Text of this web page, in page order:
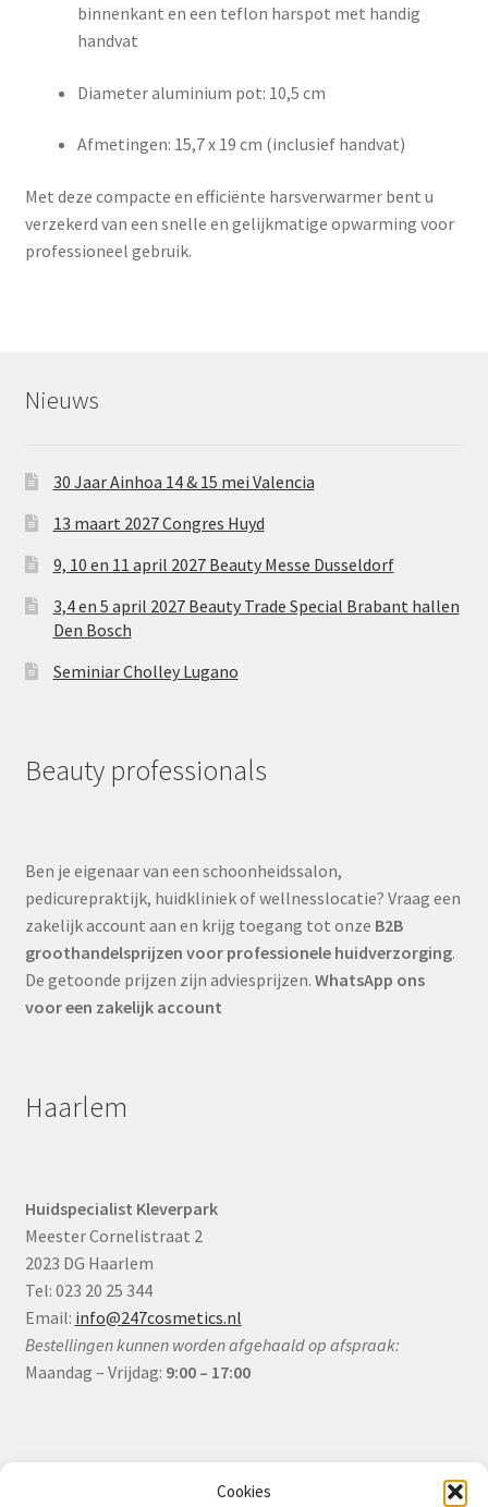
Cookies
binnenkant en een teflon harspot met handig
handvat
Diameter aluminium pot: 10,5 cm
Afmetingen: 15,7 x 19 cm (inclusief handvat)
Met deze compacte en efficiënte harsverwarmer bent u
verzekerd van een snelle en gelijkmatige opwarming voor
professioneel gebruik.
Nieuws
30 Jaar Ainhoa 14 & 15 mei Valencia
13 maart 2027 Congres Huyd
9, 10 en 11 april 2027 Beauty Messe Dusseldorf
3,4 en 5 april 2027 Beauty Trade Special Brabant hallen
Den Bosch
Seminiar Cholley Lugano
Beauty professionals
Ben je eigenaar van een schoonheidssalon,
pedicurepraktijk, huidkliniek of wellnesslocatie? Vraag een
zakelijk account aan en krijg toegang tot onze B2B
groothandelsprijzen voor professionele huidverzorging.
De getoonde prijzen zijn adviesprijzen. WhatsApp ons
voor een zakelijk account
Haarlem
Huidspecialist Kleverpark
Meester Cornelistraat 2
2023 DG Haarlem
Tel: 023 20 25 344
Email: info@247cosmetics.nl
Bestellingen kunnen worden afgehaald op afspraak:
Maandag – Vrijdag: 9:00 – 17:00